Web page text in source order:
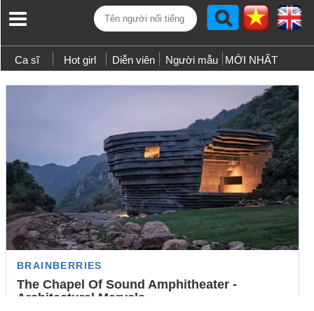
Ca sĩ Hot girl Diễn viên Người mẫu MỚI NHẤT